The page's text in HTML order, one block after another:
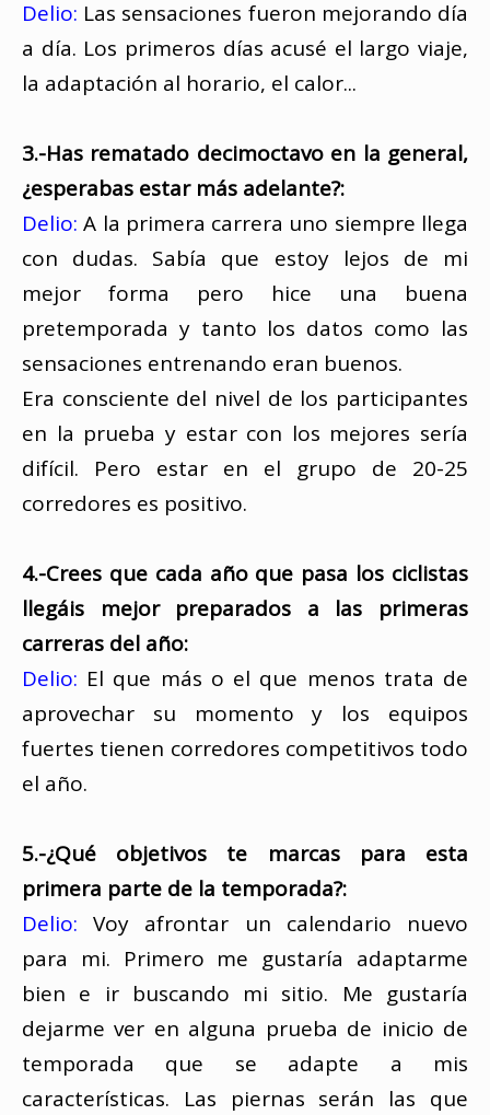
Delio: Las sensaciones fueron mejorando día
a día. Los primeros días acusé el largo viaje,
la adaptación al horario, el calor...
3.-Has rematado decimoctavo en la general,
¿esperabas estar más adelante?:
Delio: A la primera carrera uno siempre llega
con dudas. Sabía que estoy lejos de mi
mejor forma pero hice una buena
pretemporada y tanto los datos como las
sensaciones entrenando eran buenos.
Era consciente del nivel de los participantes
en la prueba y estar con los mejores sería
difícil. Pero estar en el grupo de 20-25
corredores es positivo.
4.-Crees que cada año que pasa los ciclistas
llegáis mejor preparados a las primeras
carreras del año:
Delio: El que más o el que menos trata de
aprovechar su momento y los equipos
fuertes tienen corredores competitivos todo
el año.
5.-¿Qué objetivos te marcas para esta
primera parte de la temporada?:
Delio: Voy afrontar un calendario nuevo
para mi. Primero me gustaría adaptarme
bien e ir buscando mi sitio. Me gustaría
dejarme ver en alguna prueba de inicio de
temporada que se adapte a mis
características. Las piernas serán las que